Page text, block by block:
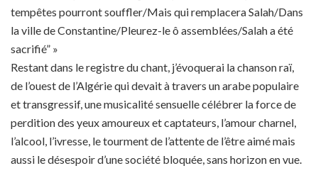
tempêtes pourront souffler/Mais qui remplacera Salah/Dans
la ville de Constantine/Pleurez-le ô assemblées/Salah a été
sacrifié” »
Restant dans le registre du chant, j’évoquerai la chanson raï,
de l’ouest de l’Algérie qui devait à travers un arabe populaire
et transgressif, une musicalité sensuelle célébrer la force de
perdition des yeux amoureux et captateurs, l’amour charnel,
l’alcool, l’ivresse, le tourment de l’attente de l’être aimé mais
aussi le désespoir d’une société bloquée, sans horizon en vue.